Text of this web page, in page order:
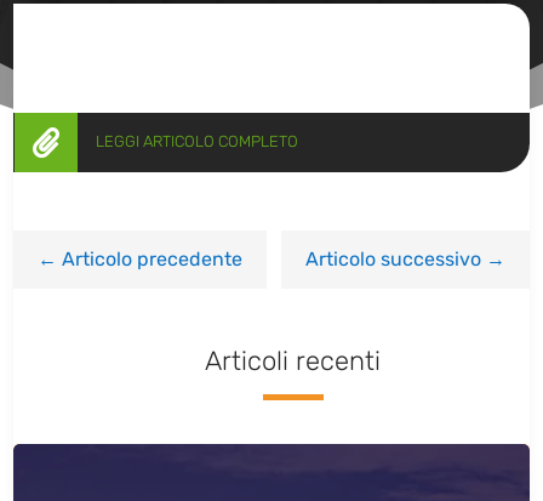
 LEGGI ARTICOLO COMPLETO
←Articolo precedente Articolo successivo→
Articoli recenti